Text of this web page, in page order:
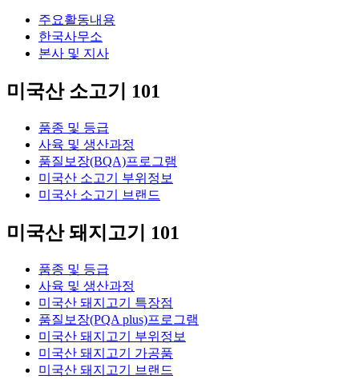
주요활동내용
한국사무소
본사 및 지사
미국산 소고기 101
품종 및 등급
사육 및 생산과정
품질보장(BQA)프로그램
미국산 소고기 부위정보
미국산 소고기 브랜드
미국산 돼지고기 101
품종 및 등급
사육 및 생산과정
미국산 돼지고기 특장점
품질보장(PQA plus)프로그램
미국산 돼지고기 부위정보
미국산 돼지고기 가공품
미국산 돼지고기 브랜드